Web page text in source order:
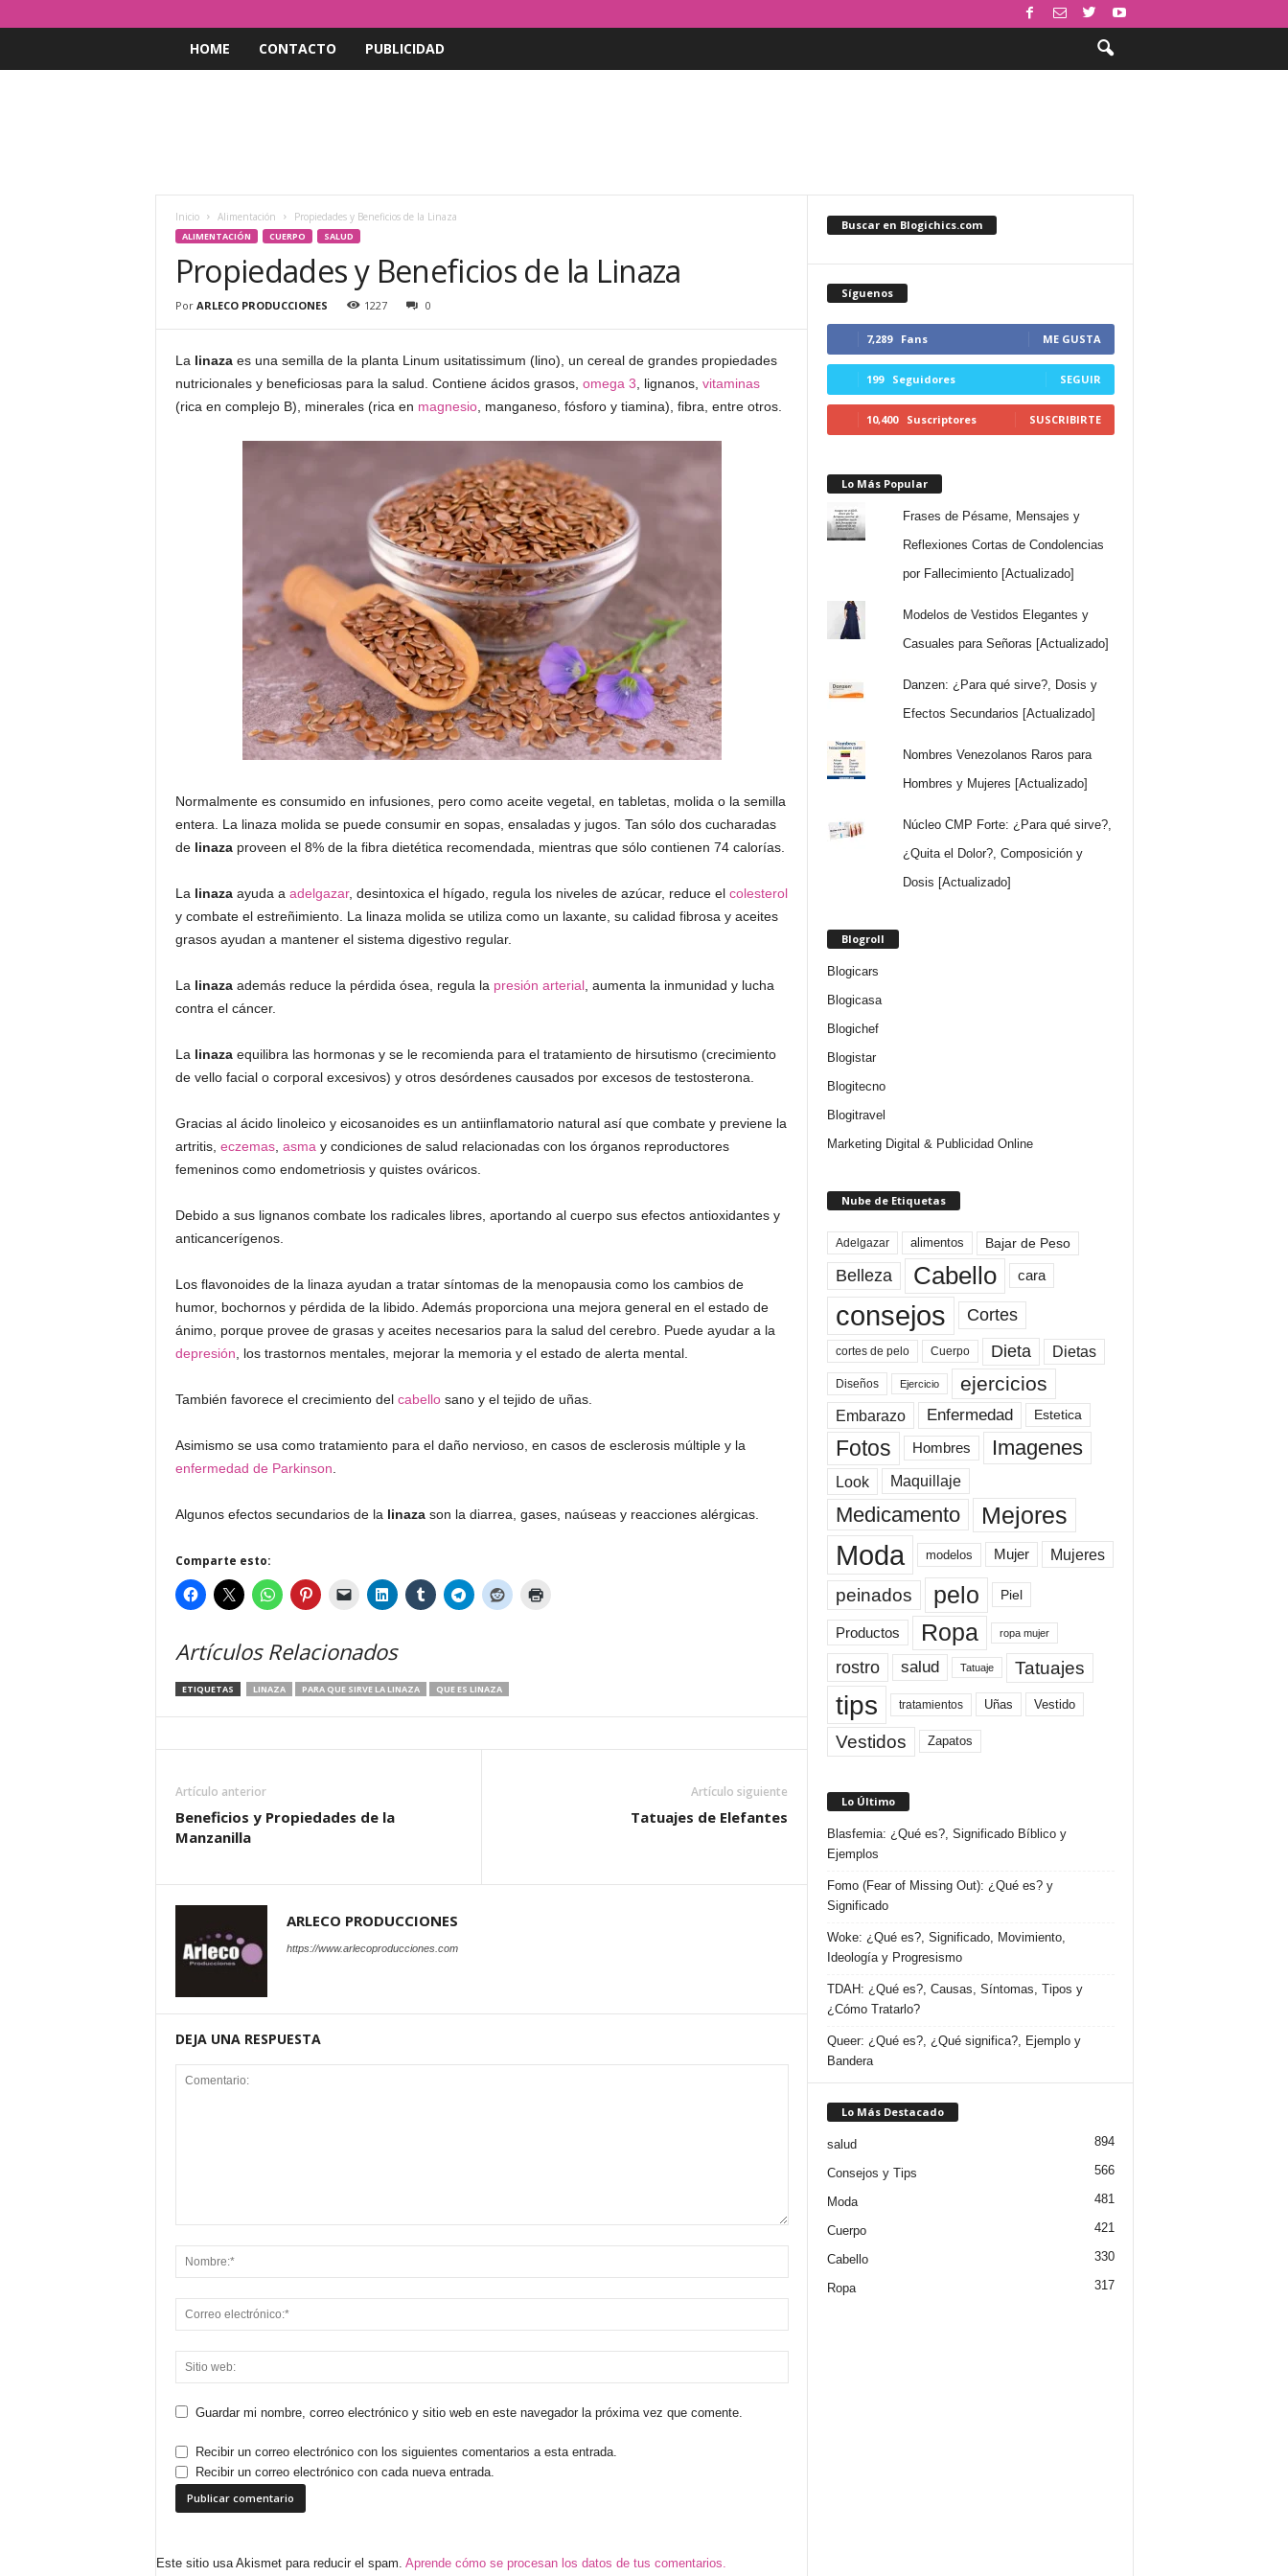
HOME CONTACTO PUBLICIDAD
Inicio Alimentación Propiedades y Beneficios de la Linaza
ALIMENTACIÓN CUERPO SALUD
Propiedades y Beneficios de la Linaza
Por ARLECO PRODUCCIONES 1227 0
La linazaes una semilla de la planta Linum usitatissimum (lino), un cereal de grandes propiedades
nutricionales y beneficiosas para la salud. Contiene ácidos grasos, omega 3 , lignanos, vitaminas
(rica en complejo B), minerales (rica en magnesio, manganeso, fósforo y tiamina), fibra, entre otros.
Normalmente es consumido en infusiones, pero como aceite vegetal, en tabletas, molida o la semilla
entera. La linaza molida se puede consumir en sopas, ensaladas y jugos. Tan sólo dos cucharadas
de linazaproveen el 8% de la fibra dietética recomendada, mientras que sólo contienen 74 calorías.
La linazaayuda a adelgazar, desintoxica el hígado, regula los niveles de azúcar, reduce el colesterol
y combate el estreñimiento. La linaza molida se utiliza como un laxante, su calidad fibrosa y aceites
grasos ayudan a mantener el sistema digestivo regular.
La linazaademás reduce la pérdida ósea, regula la presión arterial, aumenta la inmunidad y lucha
contra el cáncer.
La linazaequilibra las hormonas y se le recomienda para el tratamiento de hirsutismo (crecimiento
de vello facial o corporal excesivos) y otros desórdenes causados por excesos de testosterona.
Gracias al ácido linoleico y eicosanoides es un antiinflamatorio natural así que combate y previene la
artritis, eczemas, asma y condiciones de salud relacionadas con los órganos reproductores
femeninos como endometriosis y quistes ováricos.
Debido a sus lignanos combate los radicales libres, aportando al cuerpo sus efectos antioxidantes y
anticancerígenos.
Los flavonoides de la linaza ayudan a tratar síntomas de la menopausia como los cambios de
humor, bochornos y pérdida de la libido. Además proporciona una mejora general en el estado de
ánimo, porque provee de grasas y aceites necesarios para la salud del cerebro. Puede ayudar a la
depresión , los trastornos mentales, mejorar la memoria y el estado de alerta mental.
También favorece el crecimiento del cabellosano y el tejido de uñas.
Asimismo se usa como tratamiento para el daño nervioso, en casos de esclerosis múltiple y la
enfermedad de Parkinson
Algunos efectos secundarios de la linazason la diarrea, gases, naúseas y reacciones alérgicas.
Comparte esto:
Artículos Relacionados
ETIQUETAS LINAZA PARA QUE SIRVE LA LINAZA QUE ES LINAZA
Artículo anterior
Beneficios y Propiedades de la
Manzanilla
Artículo siguiente
Tatuajes de Elefantes
ARLECO PRODUCCIONES
https://www.arlecoproducciones.com
DEJA UNA RESPUESTA
Guardar mi nombre, correo electrónico y sitio web en este navegador la próxima vez que comente.
Recibir un correo electrónico con los siguientes comentarios a esta entrada.
Recibir un correo electrónico con cada nueva entrada.
Este sitio usa Akismet para reducir el spam. Aprende cómo se procesan los datos de tus comentarios.
Buscar en Blogichics.com
Síguenos
7,289 Fans ME GUSTA
199 Seguidores SEGUIR
10,400 Suscriptores SUSCRIBIRTE
Lo Más Popular
Frases de Pésame, Mensajes y
Reflexiones Cortas de Condolencias
por Fallecimiento [Actualizado]
Modelos de Vestidos Elegantes y
Casuales para Señoras [Actualizado]
Danzen: ¿Para qué sirve?, Dosis y
Efectos Secundarios [Actualizado]
Nombres Venezolanos Raros para
Hombres y Mujeres [Actualizado]
Núcleo CMP Forte: ¿Para qué sirve?,
¿Quita el Dolor?, Composición y
Dosis [Actualizado]
Blogroll
Blogicars
Blogicasa
Blogichef
Blogistar
Blogitecno
Blogitravel
Marketing Digital & Publicidad Online
Nube de Etiquetas
Adelgazar alimentos Bajar de Peso
Belleza Cabello cara
consejos Cortes
cortes de pelo Cuerpo Dieta Dietas
Diseños Ejercicio ejercicios
Embarazo Enfermedad Estetica
Fotos Hombres Imagenes
Look Maquillaje
Medicamento Mejores
Moda modelos Mujer Mujeres
peinados pelo Piel
Productos Ropa ropa mujer
rostro salud Tatuaje Tatuajes
tips tratamientos Uñas Vestido
Vestidos Zapatos
Lo Último
Blasfemia: ¿Qué es?, Significado Bíblico y
Ejemplos
Fomo (Fear of Missing Out): ¿Qué es? y
Significado
Woke: ¿Qué es?, Significado, Movimiento,
Ideología y Progresismo
TDAH: ¿Qué es?, Causas, Síntomas, Tipos y
¿Cómo Tratarlo?
Queer: ¿Qué es?, ¿Qué significa?, Ejemplo y
Bandera
Lo Más Destacado
salud 894
Consejos y Tips 566
Moda 481
Cuerpo 421
Cabello 330
Ropa 317